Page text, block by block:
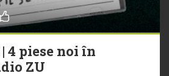
4 piese noi în
ZU